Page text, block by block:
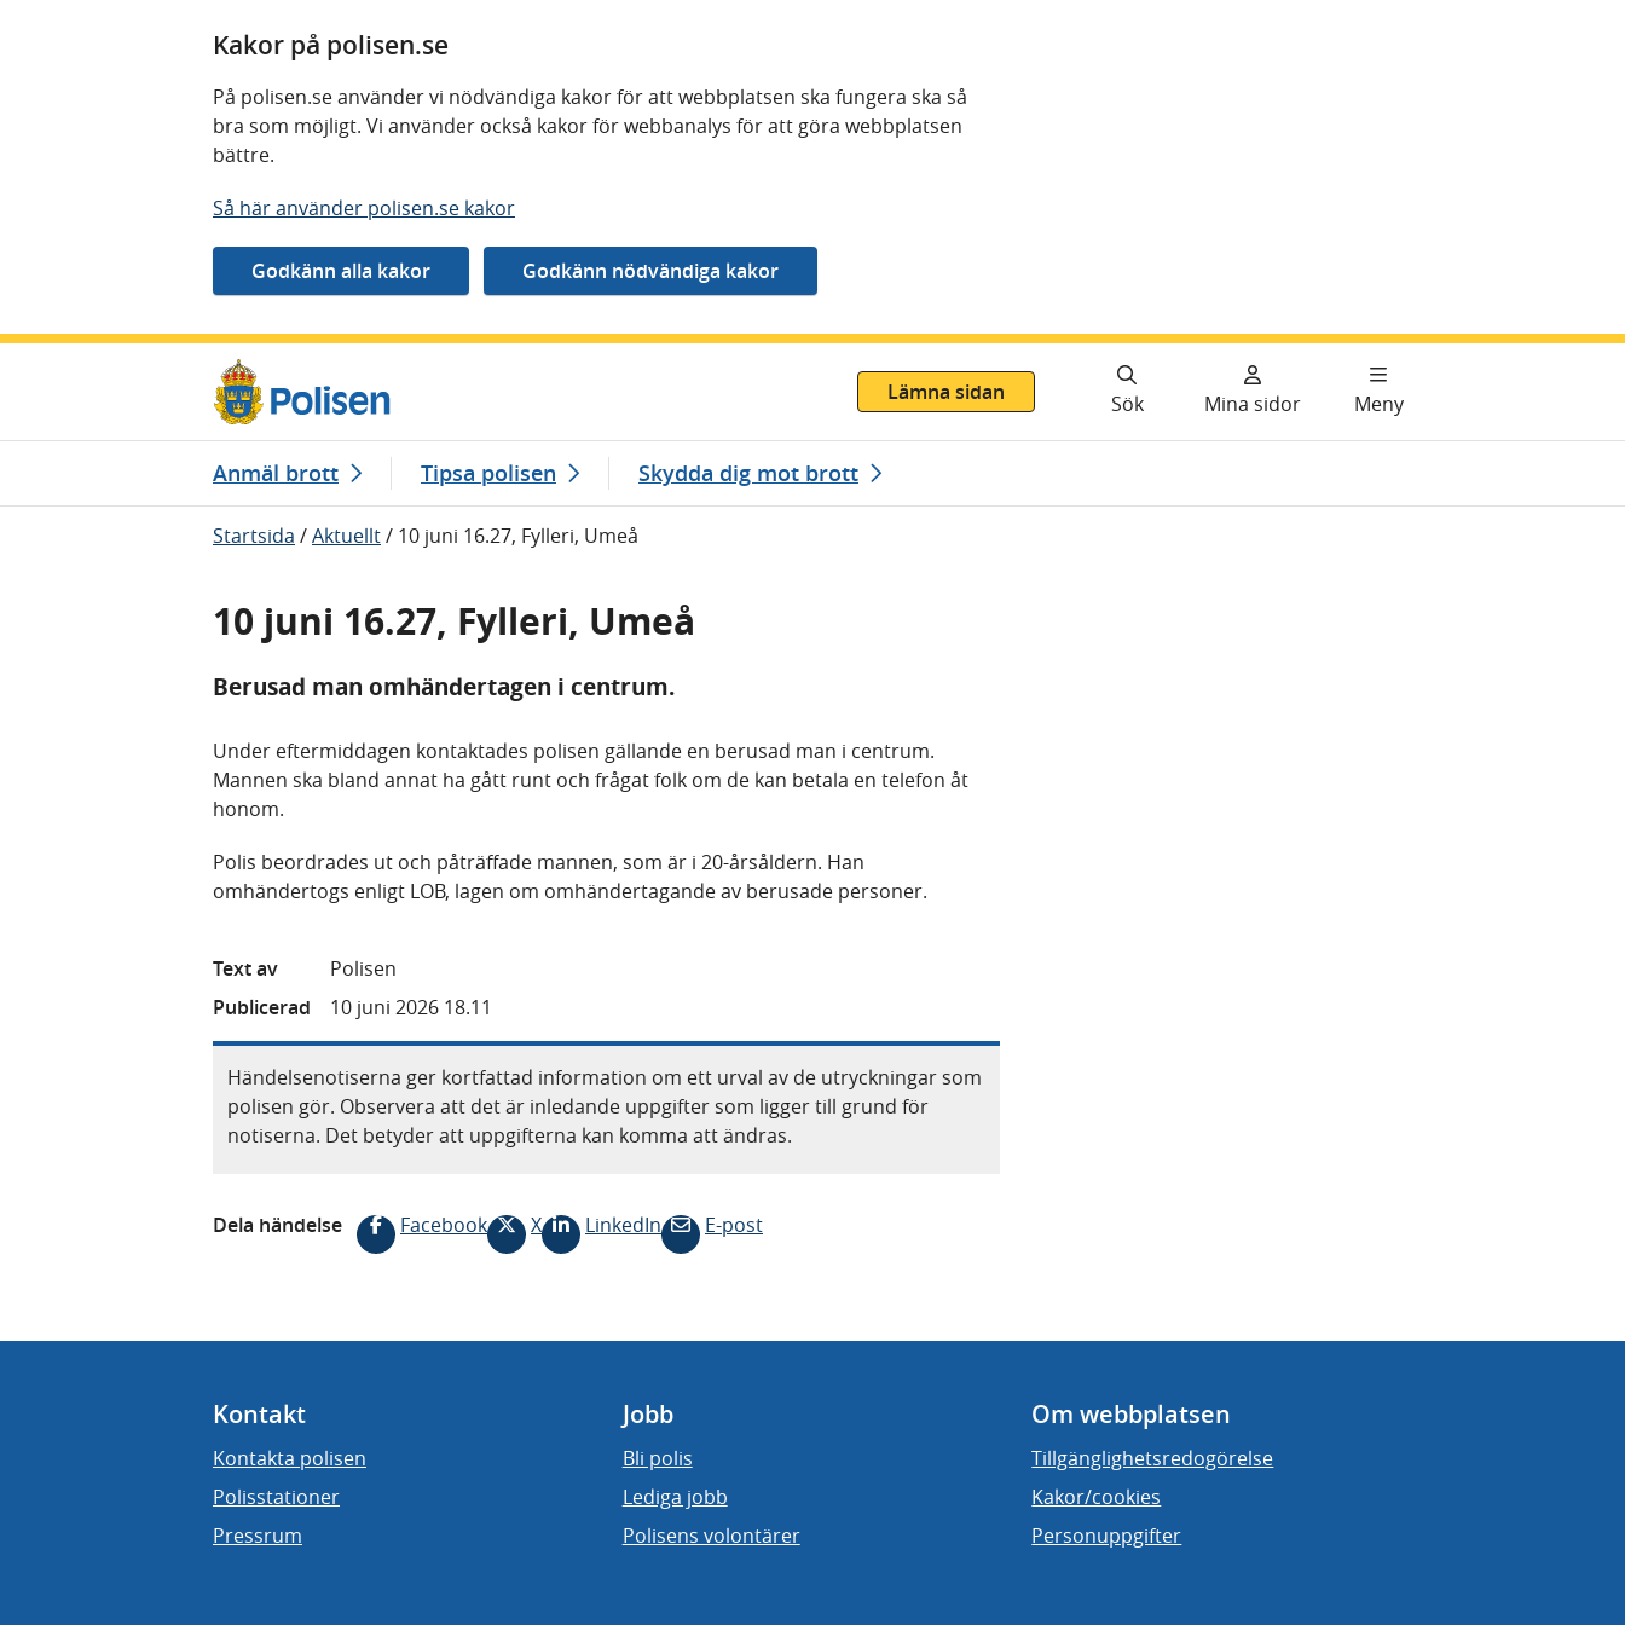
Kakor på polisen.se
På polisen.se använder vi nödvändiga kakor för att webbplatsen ska fungera ska så
bra som möjligt. Vi använder också kakor för webbanalys för att göra webbplatsen
bättre.
Så här använder polisen.se kakor
Lämna sidan
Sök Mina sidor Meny
Anmäl brott Tipsa polisen Skydda dig mot brott
Startsida /Aktuellt/ 10 juni 16.27, Fylleri, Umeå
10 juni 16.27, Fylleri, Umeå
Berusad man omhändertagen i centrum.
Under eftermiddagen kontaktades polisen gällande en berusad man i centrum.
Mannen ska bland annat ha gått runt och frågat folk om de kan betala en telefon åt
honom.
Polis beordrades ut och påträffade mannen, som är i 20-årsåldern. Han
omhändertogs enligt LOB, lagen om omhändertagande av berusade personer.
Text av
Polisen
Publicerad
10 juni 2026 18.11
Händelsenotiserna ger kortfattad information om ett urval av de utryckningar som
polisen gör. Observera att det är inledande uppgifter som ligger till grund för
notiserna. Det betyder att uppgifterna kan komma att ändras.
Dela händelse Facebook X LinkedIn E-post
Kontakt
Kontakta polisen
Polisstationer
Pressrum
Jobb
Bli polis
Lediga jobb
Polisens volontärer
Om webbplatsen
Tillgänglighetsredogörelse
Kakor/cookies
Personuppgifter